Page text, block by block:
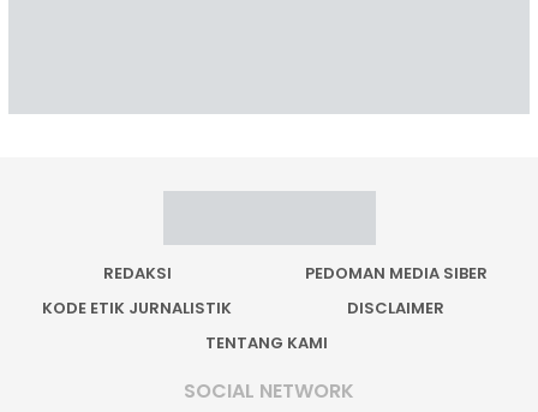
REDAKSI
PEDOMAN MEDIA SIBER
KODE ETIK JURNALISTIK
DISCLAIMER
TENTANG KAMI
SOCIAL NETWORK